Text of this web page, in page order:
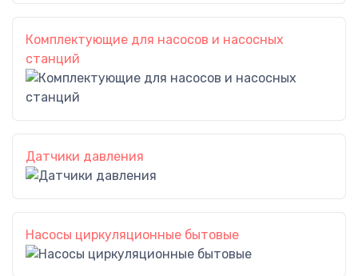
Комплектующие для насосов и насосных
станций
Датчики давления
Насосы циркуляционные бытовые